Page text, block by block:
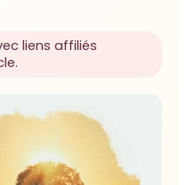
liens affiliés